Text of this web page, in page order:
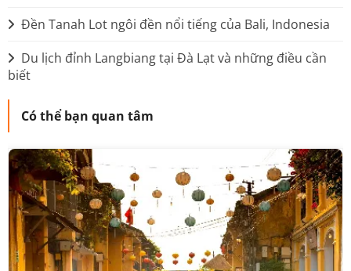
Đền Tanah Lot ngôi đền nổi tiếng của Bali, Indonesia
Du lịch đỉnh Langbiang tại Đà Lạt và những điều cần
biết
Có thể bạn quan tâm